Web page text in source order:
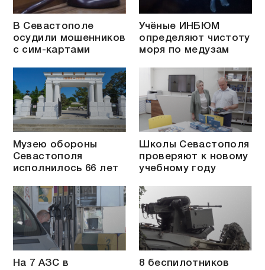
В Севастополе
осудили мошенников
с сим-картами
Учёные ИНБЮМ
определяют чистоту
моря по медузам
Музею обороны
Севастополя
исполнилось 66 лет
Школы Севастополя
проверяют к новому
учебному году
На 7 АЗС в
8 беспилотников